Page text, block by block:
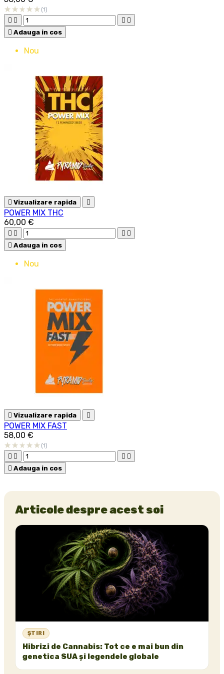
(1)
   
 Adauga in cos
Nou
 Vizualizare rapida 
POWER MIX THC
60,00 €
   
 Adauga in cos
Nou
 Vizualizare rapida 
POWER MIX FAST
58,00 €
(1)
   
 Adauga in cos
Articole despre acest soi
ȘTIRI
Hibrizi de Cannabis: Tot ce e mai bun din
genetica SUA și legendele globale